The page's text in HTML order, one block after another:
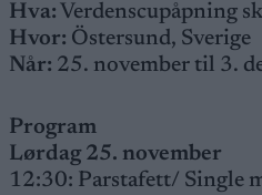
Hva: Verdenscupåpning
Hvor: Östersund, Sverige
Når: 25. november til 3.
Program
Lørdag 25. november
12:30: Parstafett/ Single